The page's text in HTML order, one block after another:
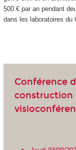
500 € par an pendant
dans les laboratoires du
Conférence
construction